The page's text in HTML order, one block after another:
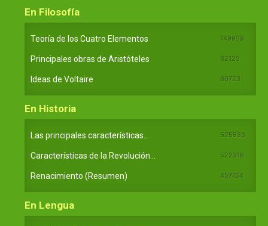
En Filosofía
Teoría de los Cuatro Elementos 149909
Principales obras de Aristóteles 82125
Ideas de Voltaire 80723
En Historia
Las principales características... 525533
Características de la Revolución... 522318
Renacimiento (Resumen) 457154
En Lengua